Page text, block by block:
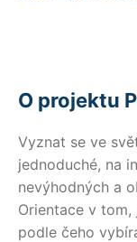
O projektu
Vyznat se ve
jednoduché, na
nevýhodných a
Orientace v
podle čeho